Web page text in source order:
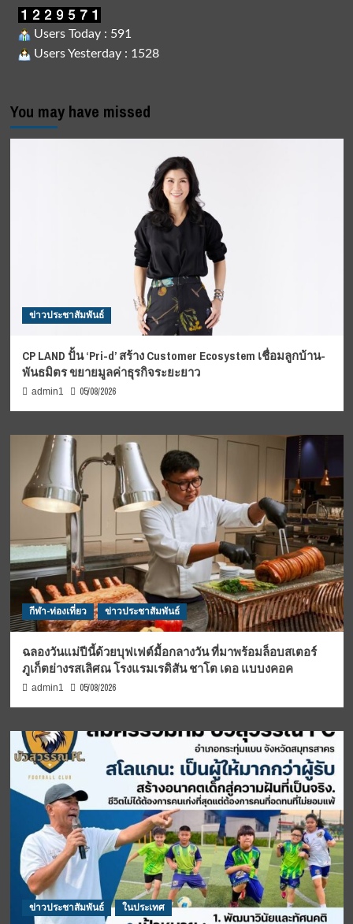
Users Today : 591
Users Yesterday : 1528
You may have missed
ข่าวประชาสัมพันธ์
CP LAND ปั้น ‘Pri-d’ สร้าง Customer Ecosystem เชื่อมลูกบ้าน-
พันธมิตร ขยายมูลค่าธุรกิจระยะยาว
admin1 05/08/2026
กีฬา-ท่องเที่ยว ข่าวประชาสัมพันธ์
ฉลองวันแม่ปีนี้ด้วยบุฟเฟต์มื้อกลางวัน ที่มาพร้อมล็อบสเตอร์
ภูเก็ตย่างรสเลิศณ โรงแรมเรดิสัน ชาโต เดอ แบบงคอค
admin1 05/08/2026
ข่าวประชาสัมพันธ์ ในประเทศ